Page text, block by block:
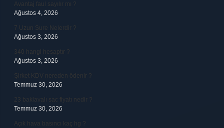
Avantaj faul sayılır mı ?
Ağustos 4, 2026
7 Uzun Sure Nelerdir ?
Ağustos 3, 2026
340 hangi hesaptır ?
Ağustos 3, 2026
Şirket KDV nereden ödenir ?
Temmuz 30, 2026
23 baklavalı sac fiyatı nedir ?
Temmuz 30, 2026
Açık hava basıncı kaç hg ?